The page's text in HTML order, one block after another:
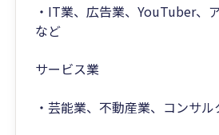
・IT業、広告業、YouTuber、
など
サービス業
・芸能業、不動産業、コンサ